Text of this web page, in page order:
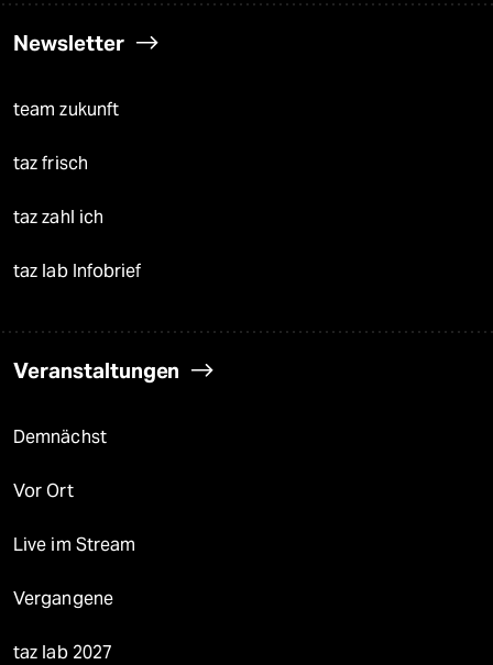
Newsletter
team zukunft
taz frisch
taz zahl ich
taz lab Infobrief
Veranstaltungen
Demnächst
Vor Ort
Live im Stream
Vergangene
taz lab 2027